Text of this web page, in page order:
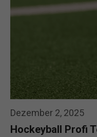
Dezember 2, 2025
Hockeyball Profi